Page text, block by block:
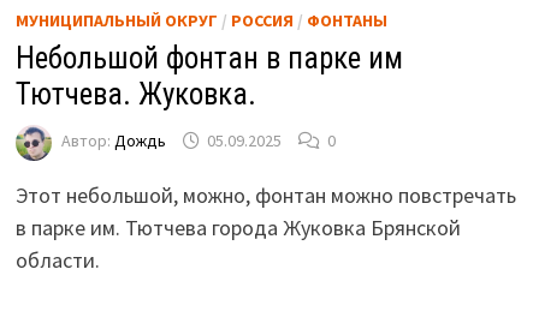
МУНИЦИПАЛЬНЫЙ ОКРУГ / РОССИЯ / ФОНТАНЫ
Небольшой фонтан в парке им
Тютчева. Жуковка.
Автор: Дождь 05.09.2025 0
Этот небольшой, можно, фонтан можно повстречать
в парке им. Тютчева города Жуковка Брянской
области.